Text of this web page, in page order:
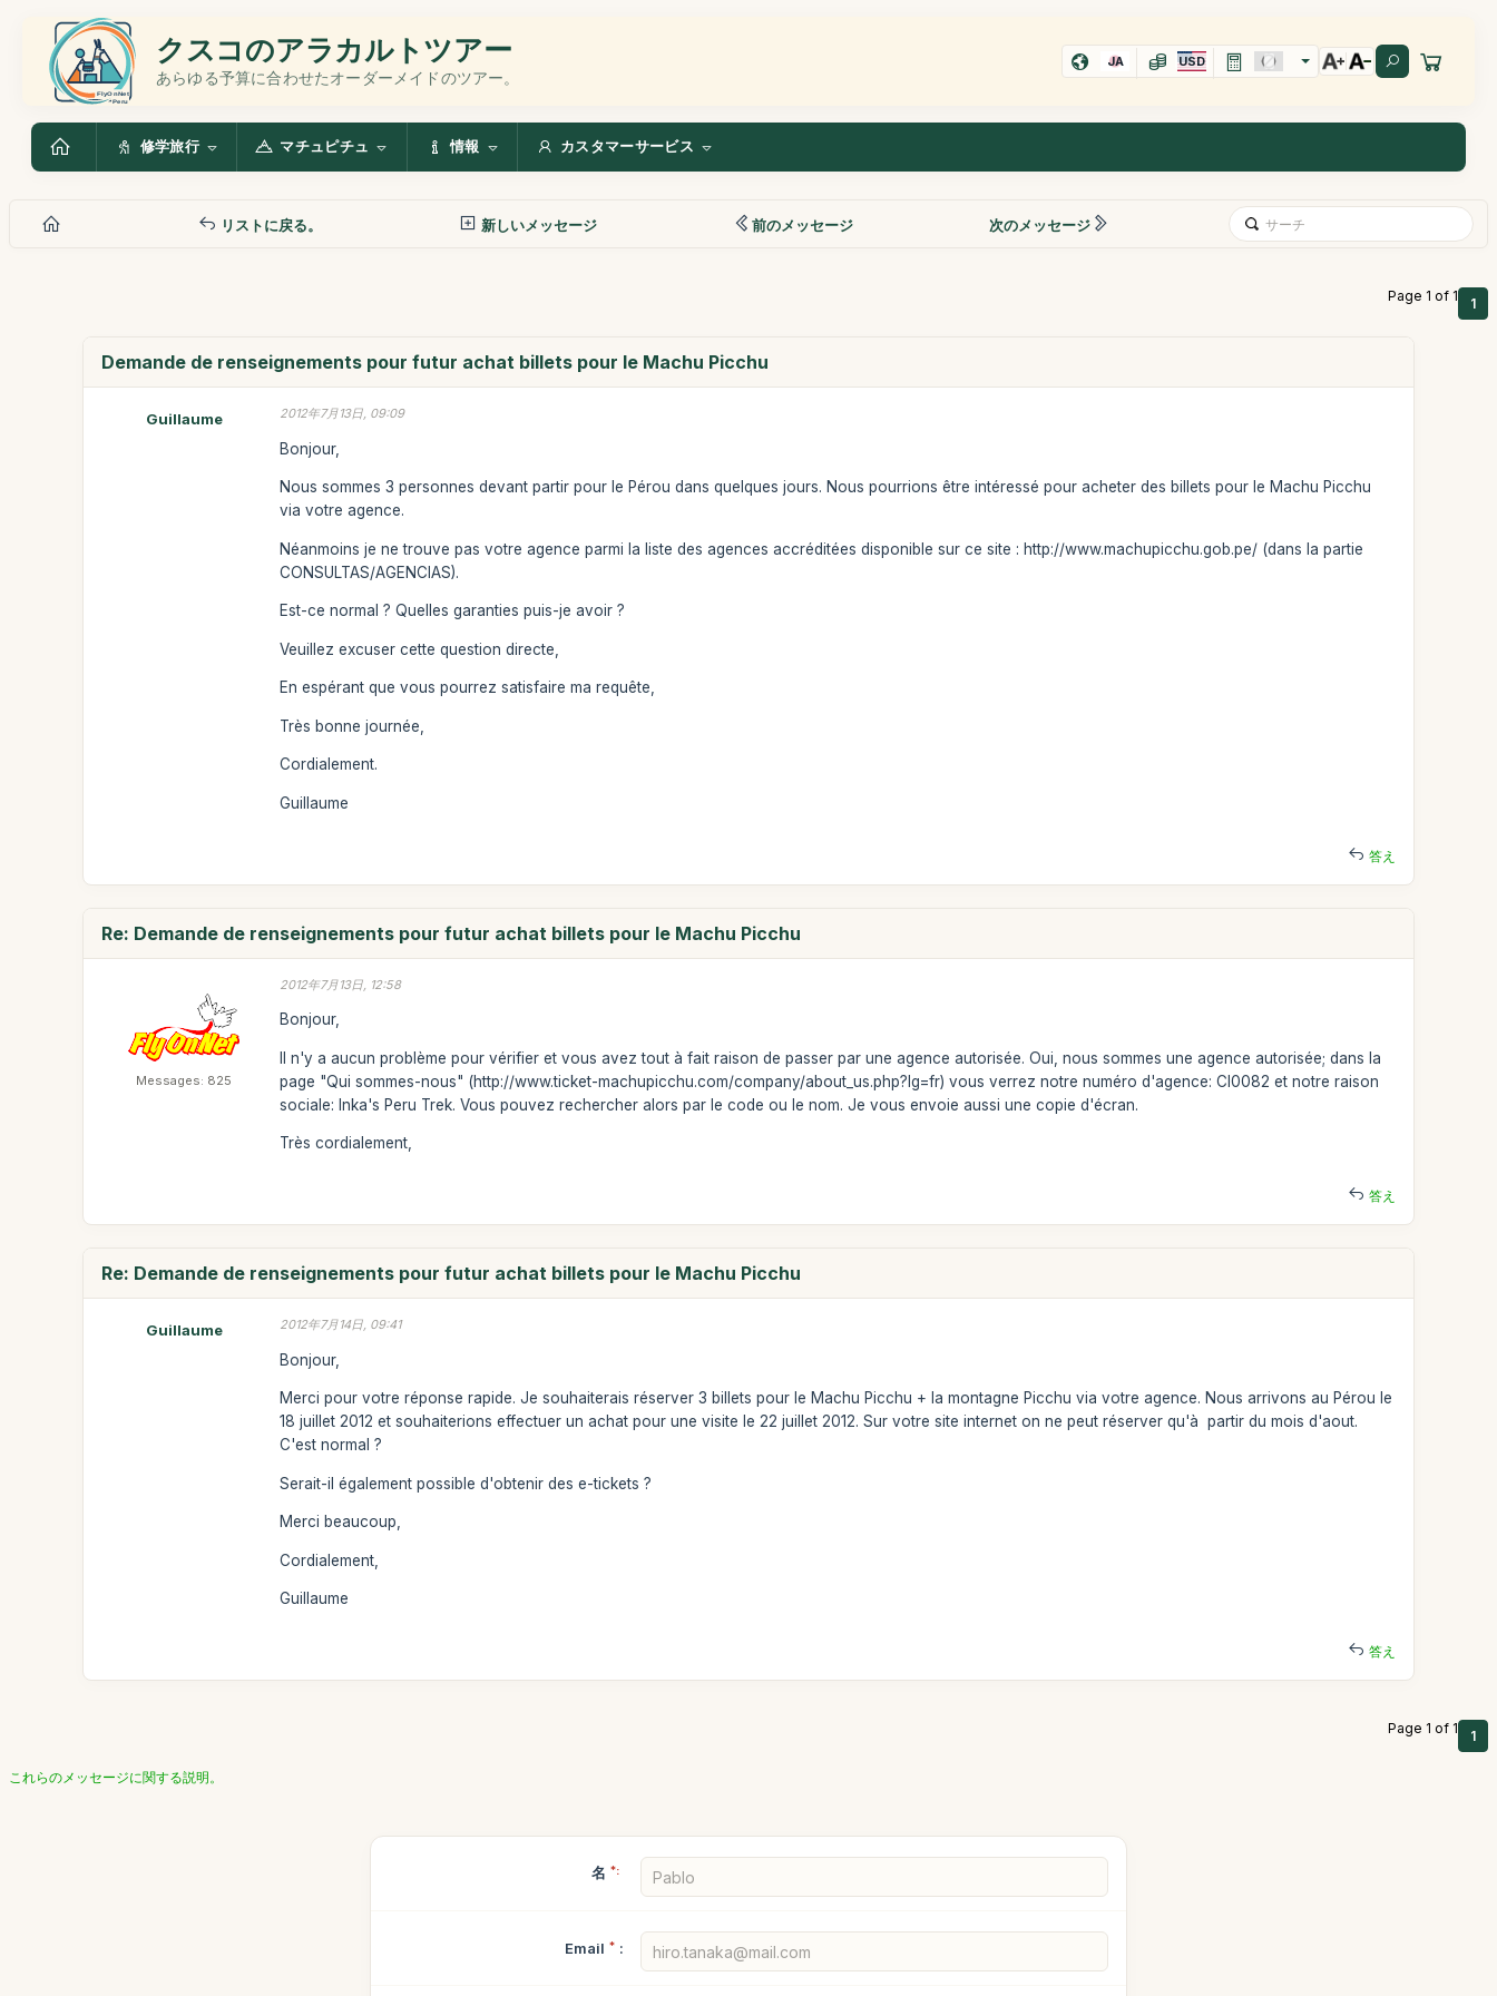
クスコのアラカルトツアー
あらゆる予算に合わせたオーダーメイドのツアー。
JA USD
修学旅行 マチュピチュ 情報 カスタマーサービス
リストに戻る。 新しいメッセージ 前のメッセージ 次のメッセージ
Page 1 of 1 1
Demande de renseignements pour futur achat billets pour le Machu Picchu
Guillaume 2012年7月13日, 09:09
Bonjour,
Nous sommes 3 personnes devant partir pour le Pérou dans quelques jours. Nous pourrions être intéressé pour acheter des billets pour le Machu Picchu
via votre agence.
Néanmoins je ne trouve pas votre agence parmi la liste des agences accréditées disponible sur ce site : http://www.machupicchu.gob.pe/ (dans la partie
CONSULTAS/AGENCIAS).
Est-ce normal ? Quelles garanties puis-je avoir ?
Veuillez excuser cette question directe,
En espérant que vous pourrez satisfaire ma requête,
Très bonne journée,
Cordialement.
Guillaume
答え
Re: Demande de renseignements pour futur achat billets pour le Machu Picchu
Messages: 825
2012年7月13日, 12:58
Bonjour,
Il n'y a aucun problème pour vérifier et vous avez tout à fait raison de passer par une agence autorisée. Oui, nous sommes une agence autorisée; dans la
page "Qui sommes-nous" (http://www.ticket-machupicchu.com/company/about_us.php?lg=fr) vous verrez notre numéro d'agence: CI0082 et notre raison
sociale: Inka's Peru Trek. Vous pouvez rechercher alors par le code ou le nom. Je vous envoie aussi une copie d'écran.
Très cordialement,
答え
Re: Demande de renseignements pour futur achat billets pour le Machu Picchu
Guillaume 2012年7月14日, 09:41
Bonjour,
Merci pour votre réponse rapide. Je souhaiterais réserver 3 billets pour le Machu Picchu + la montagne Picchu via votre agence. Nous arrivons au Pérou le
18 juillet 2012 et souhaiterions effectuer un achat pour une visite le 22 juillet 2012. Sur votre site internet on ne peut réserver qu'à partir du mois d'aout.
C'est normal ?
Serait-il également possible d'obtenir des e-tickets ?
Merci beaucoup,
Cordialement,
Guillaume
答え
Page 1 of 1 1
これらのメッセージに関する説明。
名 *:
Email * :